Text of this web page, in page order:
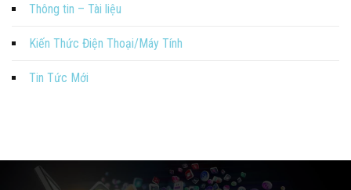
Thông tin – Tài liệu
Kiến Thức Điện Thoại/Máy Tính
Tin Tức Mới